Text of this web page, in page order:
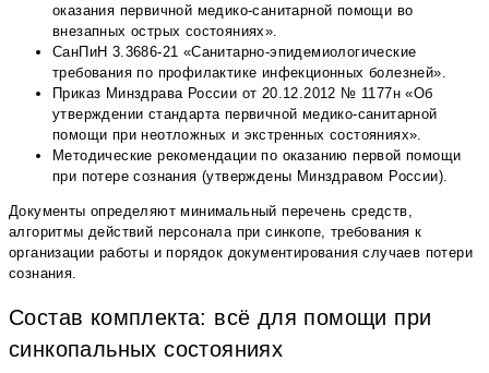
оказания первичной медико-санитарной помощи во
внезапных острых состояниях».
СанПиН 3.3686-21 «Санитарно-эпидемиологические
требования по профилактике инфекционных болезней».
Приказ Минздрава России от 20.12.2012 № 1177н «Об
утверждении стандарта первичной медико-санитарной
помощи при неотложных и экстренных состояниях».
Методические рекомендации по оказанию первой помощи
при потере сознания (утверждены Минздравом России).
Документы определяют минимальный перечень средств,
алгоритмы действий персонала при синкопе, требования к
организации работы и порядок документирования случаев потери
сознания.
Состав комплекта: всё для помощи при
синкопальных состояниях